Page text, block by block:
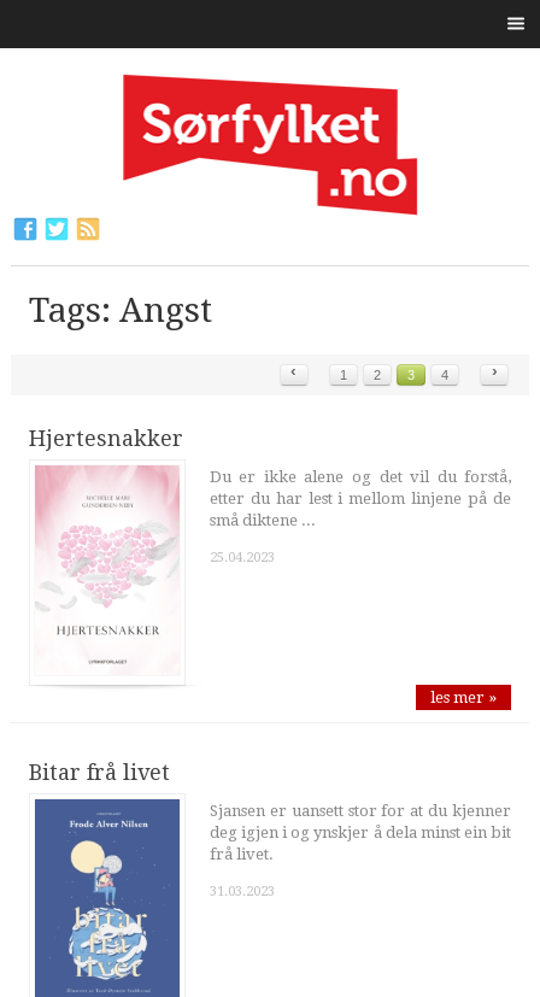
Tags: Angst
‹ 1 2 3 4 ›
Hjertesnakker
Du er ikke alene og det vil du forstå,
etter du har lest i mellom linjene på de
små diktene ...
25.04.2023
les mer »
Bitar frå livet
Sjansen er uansett stor for at du kjenner
deg igjen i og ynskjer å dela minst ein bit
frå livet.
31.03.2023